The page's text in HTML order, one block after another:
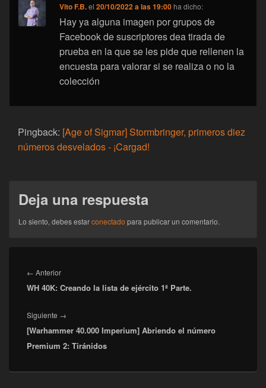
Vito F.B.el20/10/2022 a las 19:00 ha dicho:
Hay ya alguna imagen por grupos de
Facebook de suscriptores dea tirada de
prueba en la que se les pide que rellenen la
encuesta para valorar si se realiza o no la
colección
Pingback: [Age of Sigmar] Stormbringer, primeros diez
números desvelados - ¡Cargad!
Deja una respuesta
Lo siento, debes estarconectado para publicar un comentario.
de
entradas
← AnteriorEntrada
anterior:
WH 40K: Creando la lista de ejército 1ª Parte.
Siguiente →
siguiente:
[Warhammer 40.000 Imperium] Abriendo el número
Premium 2: Tiránidos